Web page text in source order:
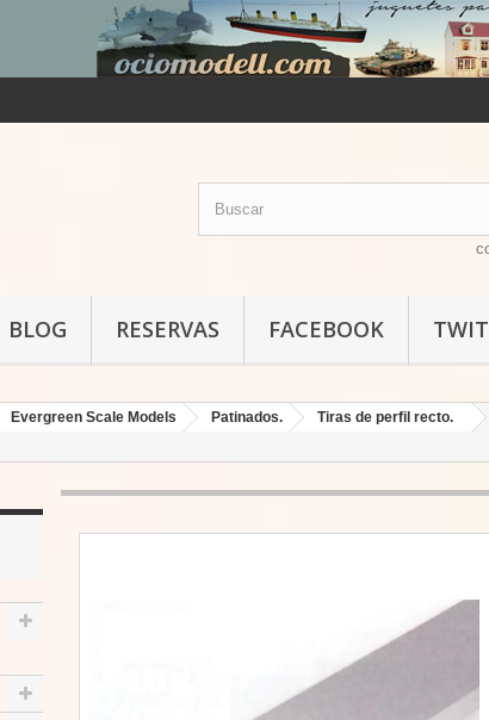
BLOG RESERVAS FACEBOOK
Evergreen Scale Models Patinados. Tiras de perfil recto.